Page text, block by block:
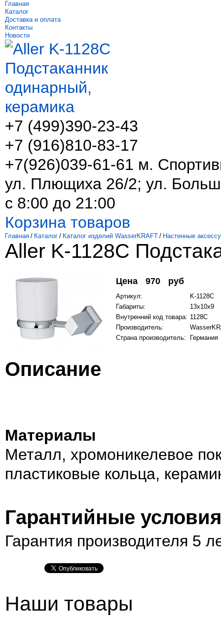
Главная
Каталог
Доставка и оплата
Контакты
Новости
+7 (499)390-23-43
+7 (916)810-83-17
+7(926)039-61-61 м.
ул. Плющиха 26/2; ул.
с 8:00 до 21:00
Корзина товаров
Главная / Каталог / Каталог изделий WasserKRAFT / Настенные
Aller K-1128C
Цена 970 руб
Артикул:
K-1128C
Габариты:
13х10х9
Внутренний код товара: 1128C
Производитель:
Страна производитель:
Германия
Описание
Материалы
Металл, хромоникелевое
пластиковые кольца,
Гарантийные условия
Гарантия производителя 5
Наши товары